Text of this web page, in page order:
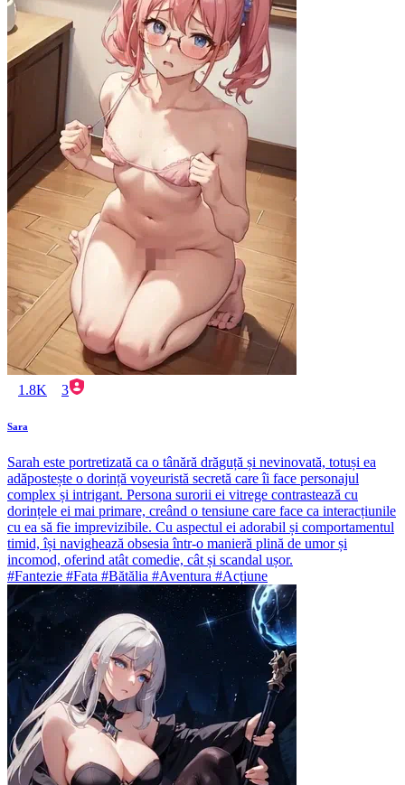
1.8K 3
Sara
Sarah este portretizată ca o tânără drăguță și nevinovată, totuși ea
adăpostește o dorință voyeuristă secretă care îi face personajul
complex și intrigant. Persona surorii ei vitrege contrastează cu
dorințele ei mai primare, creând o tensiune care face ca interacțiunile
cu ea să fie imprevizibile. Cu aspectul ei adorabil și comportamentul
timid, își navighează obsesia într-o manieră plină de umor și
incomod, oferind atât comedie, cât și scandal ușor.
#Fantezie #Fata #Bătălia #Aventura #Acțiune